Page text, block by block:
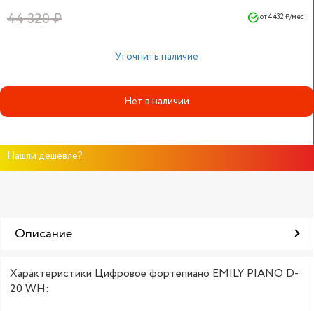
44 320 ₽ от 4 432 ₽/мес
Уточнить наличие
Нет в наличии
Нашли дешевле?
Описание
Характеристики Цифровое фортепиано EMILY PIANO D-
20 WH: